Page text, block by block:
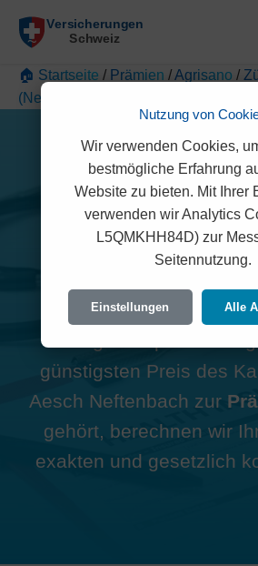
🏠 Startseite / Prämien /Agrisano /
(Neftenbach)
Alle Agrisano
Aesch
Hinweis zur
günstigsten Preis des
Aesch Neftenbach zur
gehört, berechnen wir
exakten und gesetzlich
Nutzung von
Wir verwenden Cookies,
bestmögliche Erfahrung
Website zu bieten. Mit Ihrer
verwenden wir Analytics
L5QMKHH84D) zur
Seitennutzung.
Einstellungen Alle